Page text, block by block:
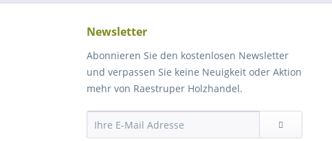
Newsletter
Abonnieren Sie den kostenlosen Newsletter
und verpassen Sie keine Neuigkeit oder Aktion
mehr von Raestruper Holzhandel.